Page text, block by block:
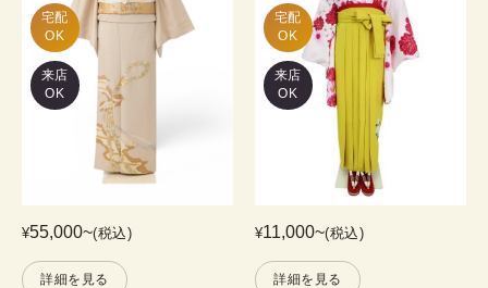
宅配
OK
来店
OK
¥55,000~(税込)
詳細を見る
宅配
OK
来店
OK
¥11,000~(税込)
詳細を見る